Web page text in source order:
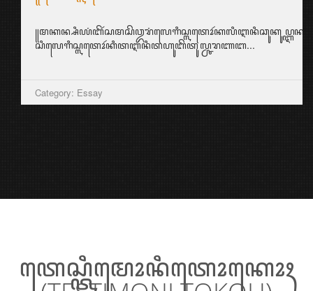
ꦱꦶꦭꦺꦒꦶꦱ꧀ꦭꦠꦺꦴꦂꦏꦶꦠꦆꦤꦶꦠꦲꦸꦧꦼꦠꦸꦭ꧀ꦕꦫꦚꦧ...
Category: Essay
ꦠꦺꦱ꧀ꦠꦶꦩꦺꦴꦤꦶꦠꦺꦴꦏꦺꦴꦃ